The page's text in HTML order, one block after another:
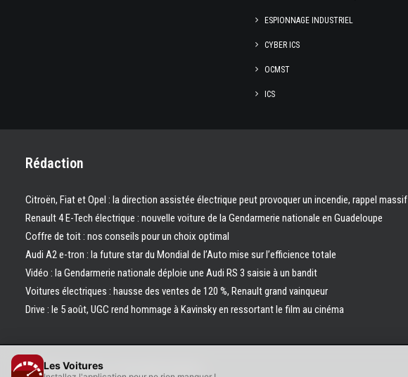
ESPIONNAGE INDUSTRIEL
CYBER ICS
OCMST
ICS
Rédaction
Citroën, Fiat et Opel : la direction assistée électrique peut provoquer un incendie, rappel massif
Renault 4 E-Tech électrique : nouvelle voiture de la Gendarmerie nationale en Guadeloupe
Coffre de toit : nos conseils pour un choix optimal
Audi A2 e-tron : la future star du Mondial de l’Auto mise sur l’efficience totale
Vidéo : la Gendarmerie nationale déploie une Audi RS 3 saisie à un bandit
Voitures électriques : hausse des ventes de 120 %, Renault grand vainqueur
Drive : le 5 août, UGC rend hommage à Kavinsky en ressortant le film au cinéma
© 2026 Les Voitures. | Tous droits réservés.
Les Voitures